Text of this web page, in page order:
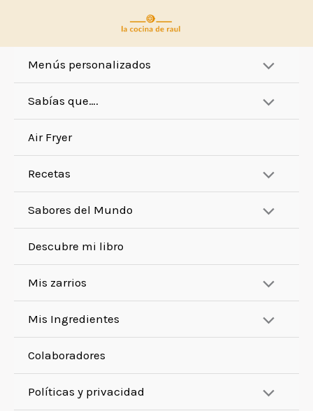
Menús personalizados
Sabías que….
Air Fryer
Recetas
Sabores del Mundo
Descubre mi libro
Mis zarrios
Mis Ingredientes
Colaboradores
Políticas y privacidad